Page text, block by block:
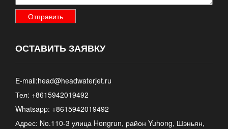
ОСТАВИТЬ ЗАЯВКУ
E-mail:head@headwaterjet.ru
Тел: +8615942019492
Whatsapp: +8615942019492
Адрес: No.110-3 улица Hongrun, район Yuhong, Шэньян,